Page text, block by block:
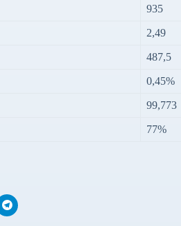
935
2,49
487,5
0,45%
99,773
77%